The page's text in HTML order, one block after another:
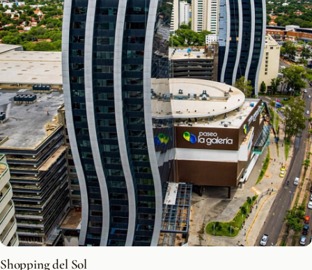
Shopping del Sol